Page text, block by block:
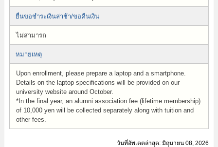
ยื่นขอชำระเงินล่าช้า/ขอคืนเงิน
ไม่สามารถ
หมายเหตุ
Upon enrollment, please prepare a laptop and a smartphone.
Details on the laptop specifications will be provided on our
university website around October.
*In the final year, an alumni association fee (lifetime membership)
of 10,000 yen will be collected separately along with tuition and
other fees.
วันที่อัพเดตล่าสุด: มิถุนายน 08, 2026